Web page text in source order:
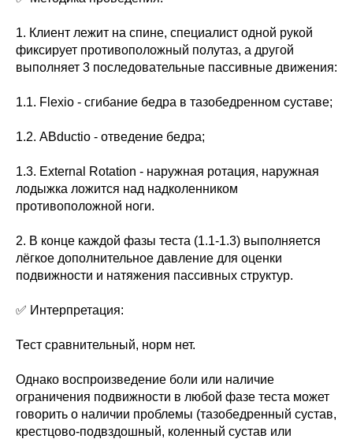
1. Клиент лежит на спине, специалист одной рукой
фиксирует противоположный полутаз, а другой
выполняет 3 последовательные пассивные движения:
1.1. Flexio - сгибание бедра в тазобедренном суставе;
1.2. ABductio - отведение бедра;
1.3. External Rotation - наружная ротация, наружная
лодыжка ложится над надколенником
противоположной ноги.
2. В конце каждой фазы теста (1.1-1.3) выполняется
лёгкое дополнительное давление для оценки
подвижности и натяжения пассивных структур.
✅ Интерпретация:
Тест сравнительный, норм нет.
Однако воспроизведение боли или наличие
ограничения подвижности в любой фазе теста может
говорить о наличии проблемы (тазобедренный сустав,
крестцово-подвздошный, коленный сустав или